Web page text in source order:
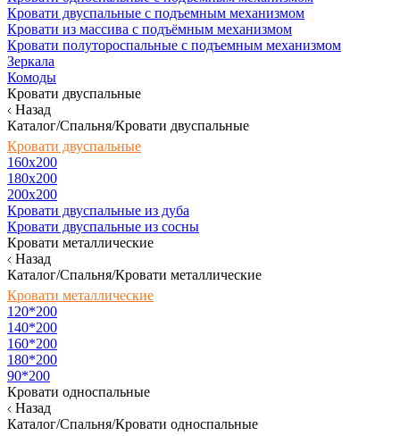
Кровати двуспальные с подъемным механизмом
Кровати из массива с подъёмным механизмом
Кровати полутороспальные с подъемным механизмом
Зеркала
Комоды
Кровати двуспальные
Назад
Каталог/Спальня/Кровати двуспальные
Кровати двуспальные
160х200
180x200
200x200
Кровати двуспальные из дуба
Кровати двуспальные из сосны
Кровати металлические
Назад
Каталог/Спальня/Кровати металлические
Кровати металлические
120*200
140*200
160*200
180*200
90*200
Кровати односпальные
Назад
Каталог/Спальня/Кровати односпальные